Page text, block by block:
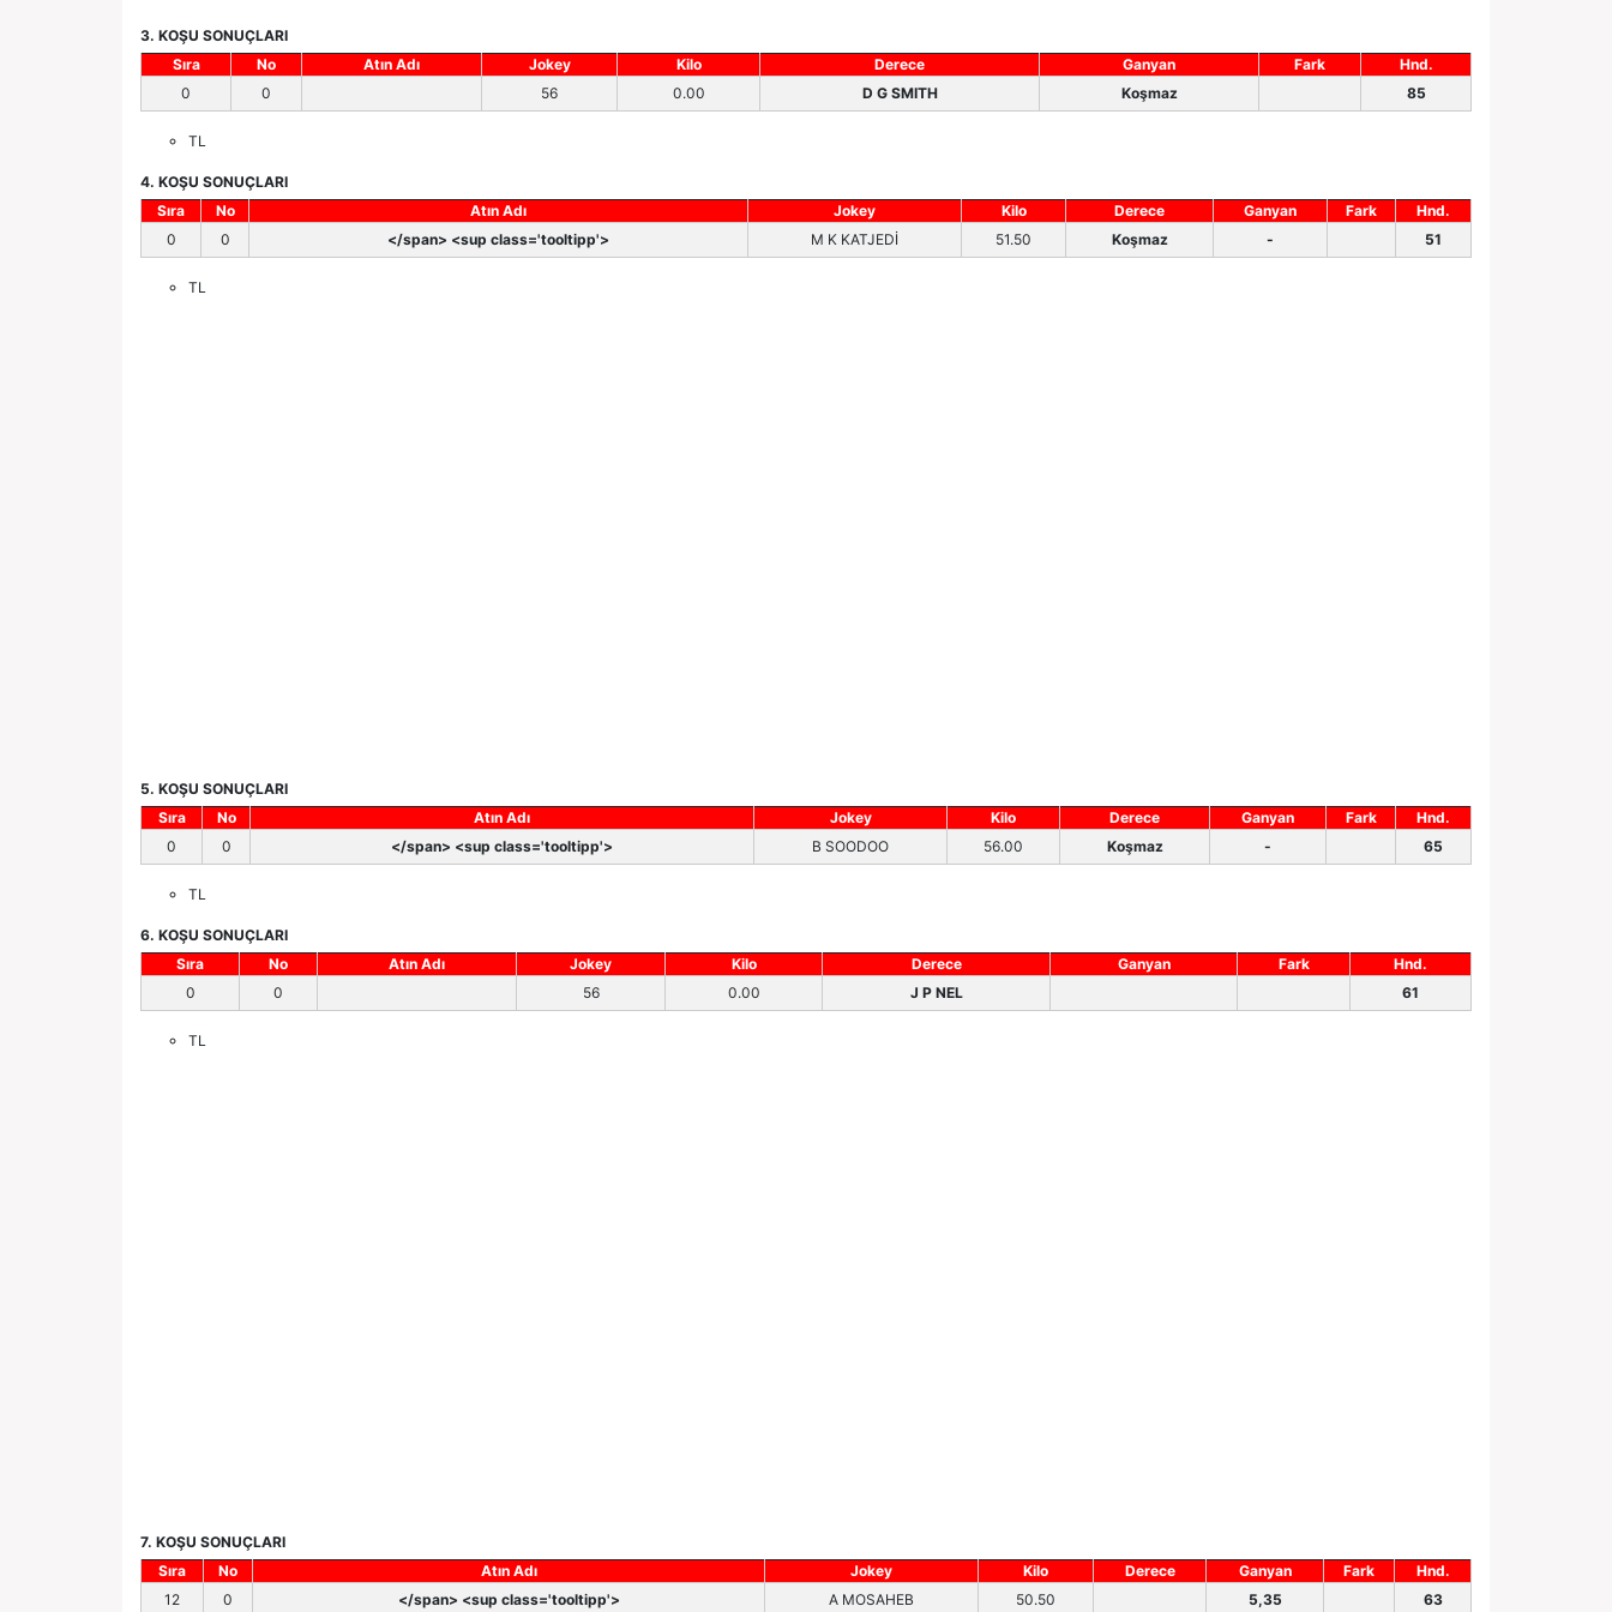
3. KOŞU SONUÇLARI
Sıra
No Atın Adı Jokey Kilo Derece Ganyan Fark
Hnd.
0
0 56 0.00 D G SMITH Koşmaz 85
TL
4. KOŞU SONUÇLARI
Sıra
No Atın Adı Jokey Kilo Derece Ganyan Fark
Hnd.
0
0 </span> <sup class='tooltipp'> M K KATJEDİ 51.50 Koşmaz - 51
TL
5. KOŞU SONUÇLARI
Sıra
No Atın Adı Jokey Kilo Derece Ganyan Fark
Hnd.
0
0 </span> <sup class='tooltipp'> B SOODOO 56.00 Koşmaz - 65
TL
6. KOŞU SONUÇLARI
Sıra
No Atın Adı Jokey Kilo Derece Ganyan Fark
Hnd.
0
0 56 0.00 J P NEL 61
TL
7. KOŞU SONUÇLARI
Sıra
No Atın Adı Jokey Kilo Derece Ganyan Fark
Hnd.
12
0 </span> <sup class='tooltipp'> A MOSAHEB 50.50 5,35 63